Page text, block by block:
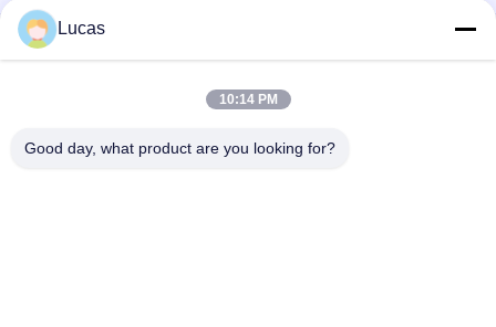
DCのコンバーター2.5Vdc-100Vdcの高性能への隔離された二方
向6KW AC
電池の試験装置のための15KW AC DCのコンバーター モジュー
Lucas
10:14 PM
Good day, what product are you looking for?